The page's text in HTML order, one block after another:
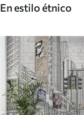
En estilo étnico